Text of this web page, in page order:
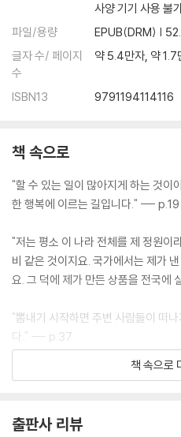
사양 기기 사용 불
파일/용량
EPUB(DRM) |
글자 수/ 페이지
수
약 5.4만자, 약
ISBN13 9791194114116
책 속으로
"할 수 있는 일이 많아지게 하는 것이
한 행복에 이르는 길입니다." --- p.19
"저는 평소 이 나라 전체를 제 정원이
비 같은 것이지요. 국가에서는 제가
요. 그 덕에 제가 만든 상품을 전국
"뽐내기 시작하면 주변 사람들이 떠
다." --- p.37
"주어진 일에 최선을 다하는 것이야
"만약 당신이 부자가 되고 싶다면, '내
책 속으로
출판사 리뷰